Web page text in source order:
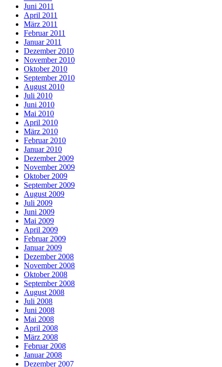
Juni 2011
April 2011
März 2011
Februar 2011
Januar 2011
Dezember 2010
November 2010
Oktober 2010
September 2010
August 2010
Juli 2010
Juni 2010
Mai 2010
April 2010
März 2010
Februar 2010
Januar 2010
Dezember 2009
November 2009
Oktober 2009
September 2009
August 2009
Juli 2009
Juni 2009
Mai 2009
April 2009
Februar 2009
Januar 2009
Dezember 2008
November 2008
Oktober 2008
September 2008
August 2008
Juli 2008
Juni 2008
Mai 2008
April 2008
März 2008
Februar 2008
Januar 2008
Dezember 2007